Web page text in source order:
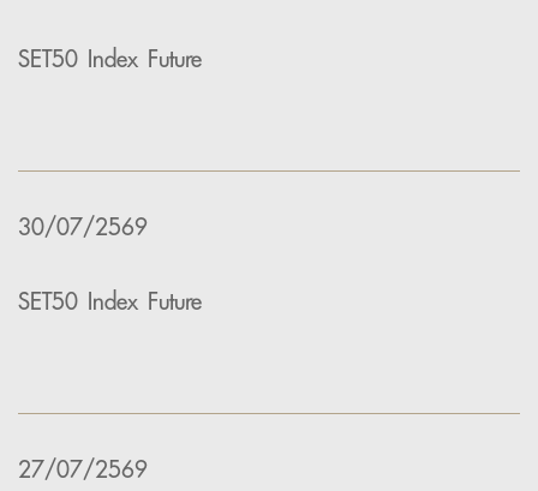
SET50 Index Future
30/07/2569
SET50 Index Future
27/07/2569